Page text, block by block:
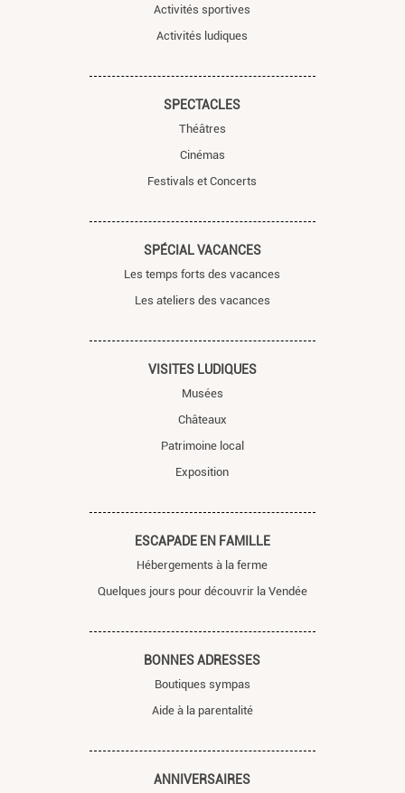
Activités sportives
Activités ludiques
SPECTACLES
Théâtres
Cinémas
Festivals et Concerts
SPÉCIAL VACANCES
Les temps forts des vacances
Les ateliers des vacances
VISITES LUDIQUES
Musées
Châteaux
Patrimoine local
Exposition
ESCAPADE EN FAMILLE
Hébergements à la ferme
Quelques jours pour découvrir la Vendée
BONNES ADRESSES
Boutiques sympas
Aide à la parentalité
ANNIVERSAIRES